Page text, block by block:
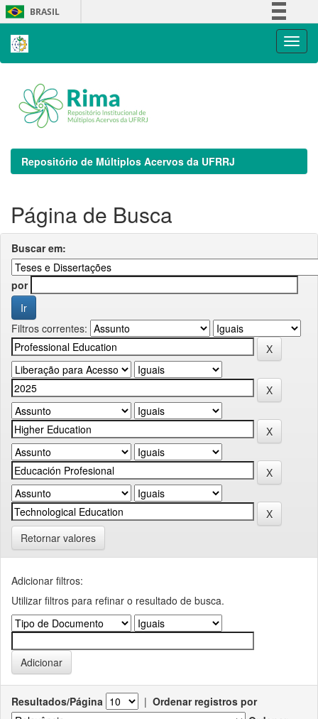
Skip
navigation
BRASIL
Repositório de Múltiplos Acervos da UFRRJ
Página de Busca
Buscar em:
por
Filtros correntes:
Retornar valores
Adicionar filtros:
Utilizar filtros para refinar o resultado de busca.
Resultados/Página | Ordenar registros por